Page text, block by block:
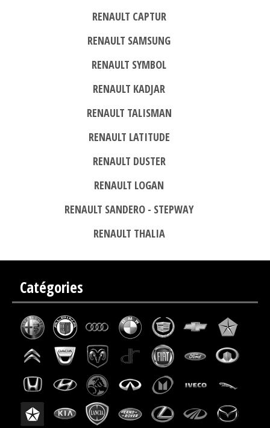
RENAULT CAPTUR
RENAULT SAMSUNG
RENAULT SYMBOL
RENAULT KADJAR
RENAULT TALISMAN
RENAULT LATITUDE
RENAULT DUSTER
RENAULT LOGAN
RENAULT SANDERO - STEPWAY
RENAULT THALIA
Catégories